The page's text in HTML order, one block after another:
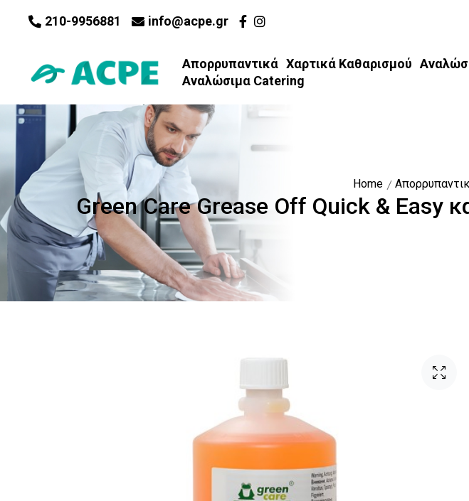
210-9956881 info@acpe.gr
Απορρυπαντικά Χαρτικά Καθαρισμού
Αναλώσιμα Catering
Home
Green Care Grease Off Quick & Easy